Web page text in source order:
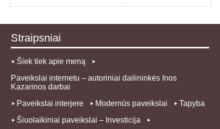
Straipsniai
Šiek tiek apie meną
Paveikslai internetu – autoriniai dailininkės Inos
Kazarinos darbai
Paveikslai interjere
Modernūs paveikslai
Tapyba
Šiuolaikiniai paveikslai – Investicija